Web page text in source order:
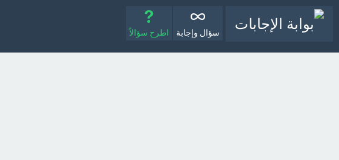
سؤال وإجابة اطرح سؤالاً